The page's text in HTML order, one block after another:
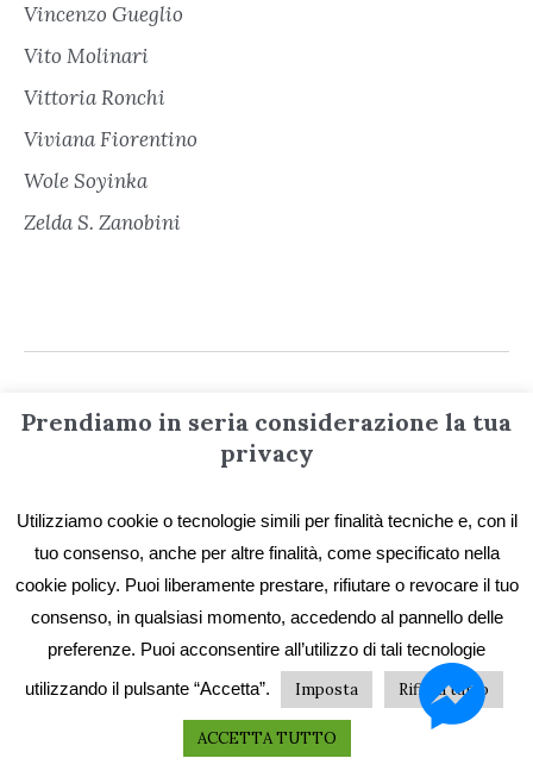
Vincenzo Gueglio
Vito Molinari
Vittoria Ronchi
Viviana Fiorentino
Wole Soyinka
Zelda S. Zanobini
Contatti
Privacy e Cookie
Codice etico
I primi vent’anni
Collane e catalogo storico
Prendiamo in seria considerazione la tua
privacy
Utilizziamo cookie o tecnologie simili per finalità tecniche e, con il
tuo consenso, anche per altre finalità, come specificato nella
cookie policy. Puoi liberamente prestare, rifiutare o revocare il tuo
consenso, in qualsiasi momento, accedendo al pannello delle
preferenze. Puoi acconsentire all’utilizzo di tali tecnologie
utilizzando il pulsante “Accetta”.
Imposta Rifiuta tutto
ACCETTA TUTTO